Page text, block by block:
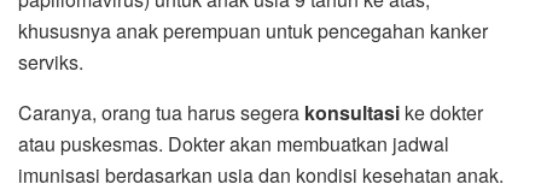
khususnya anak perempuan untuk pencegahan kanker
serviks.
Caranya, orang tua harus segera konsultasi kedokter
atau puskesmas. Dokter akan membuatkan jadwal
imunisasi berdasarkan usia dan kondisi kesehatan anak.